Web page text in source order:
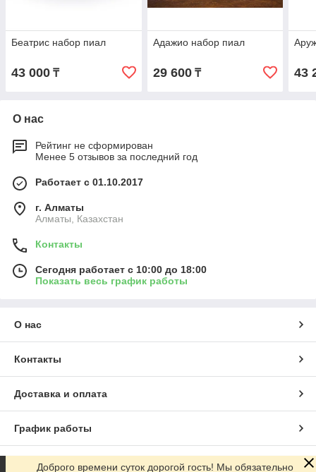
Беатрис набор пиал
43 000 ₸
Адажио набор пиал
29 600₸ 43
О нас
Рейтинг не сформирован
Менее 5 отзывов за последний год
Работает с 01.10.2017
г. Алматы
Алматы, Казахстан
Контакты
Сегодня работает с 10:00 до 18:00
Показать весь график работы
О нас
Контакты
Доставка и оплата
График работы
Полная версия сайта
Доброго времени суток дорогой гость! Мы обязательно